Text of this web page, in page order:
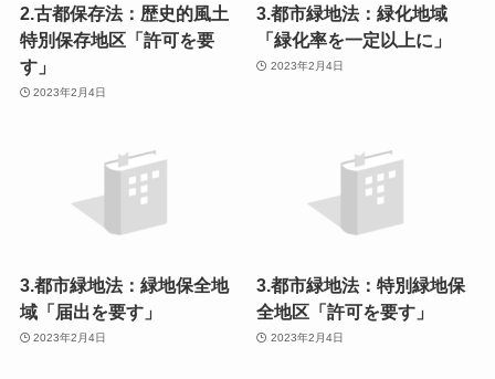
2.古都保存法：歴史的風土
特別保存地区「許可を要
す」
2023年2月4日
3.都市緑地法：緑化地域
「緑化率を一定以上に」
2023年2月4日
3.都市緑地法：緑地保全地
域「届出を要す」
2023年2月4日
3.都市緑地法：特別緑地保
全地区「許可を要す」
2023年2月4日